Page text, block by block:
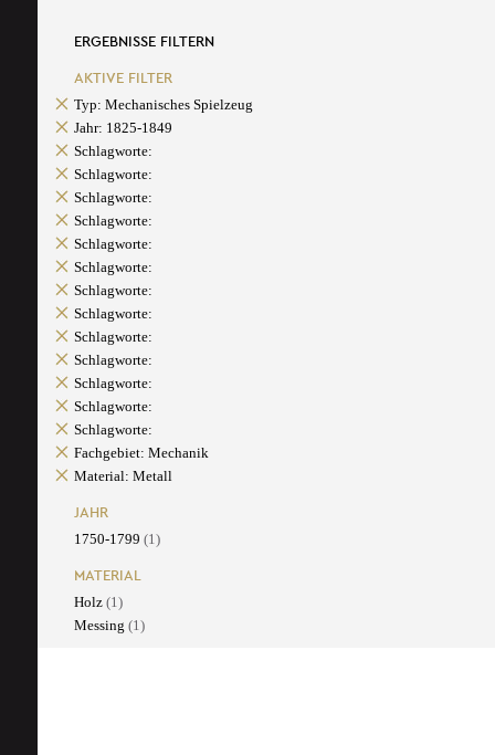
ERGEBNISSE FILTERN
AKTIVE FILTER
Typ: Mechanisches Spielzeug
Jahr: 1825-1849
Schlagworte:
Schlagworte:
Schlagworte:
Schlagworte:
Schlagworte:
Schlagworte:
Schlagworte:
Schlagworte:
Schlagworte:
Schlagworte:
Schlagworte:
Schlagworte:
Schlagworte:
Fachgebiet: Mechanik
Material: Metall
JAHR
1750-1799 (1)
MATERIAL
Holz (1)
Messing (1)